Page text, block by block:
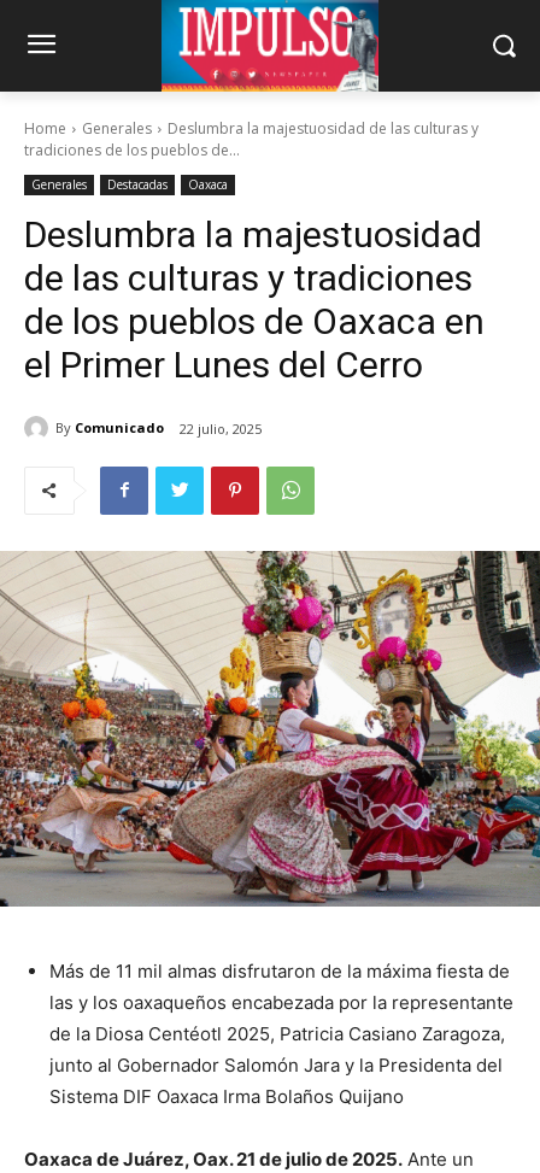
Home Generales
Deslumbra la majestuosidad de las culturas y
tradiciones de los pueblos de...
Generales Destacadas Oaxaca
Deslumbra la majestuosidad
de las culturas y tradiciones
de los pueblos de Oaxaca en
el Primer Lunes del Cerro
By Comunicado 22 julio, 2025
Más de 11 mil almas disfrutaron de la máxima fiesta de
las y los oaxaqueños encabezada por la representante
de la Diosa Centéotl 2025, Patricia Casiano Zaragoza,
junto al Gobernador Salomón Jara y la Presidenta del
Sistema DIF Oaxaca Irma Bolaños Quijano
Oaxaca de Juárez, Oax. 21 de julio de 2025. Ante un